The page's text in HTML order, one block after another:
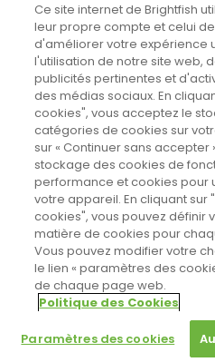
TOUTES LES NEWS
CINEVOX SUR FACEBOOK
Designed byPoids Plume
© Copyright 2011-2026, All Rights
Paramètres
Sahifa ThemeLicense is not
page to validate the license,
domain
Ce site internet de Brightfish
leur propre compte et celui
d'améliorer votre expérience
l'utilisation de notre site web,
publicités pertinentes et
des médias sociaux. En
cookies", vous acceptez le
catégories de cookies sur
sur « Continuer sans accepter
stockage des cookies de
performance et cookies pour
votre appareil. En cliquant sur
cookies", vous pouvez définir
matière de cookies pour
Vous pouvez modifier votre
le lien « paramètres des
de chaque page web.
Politique des Cookies
Paramètres des cookies